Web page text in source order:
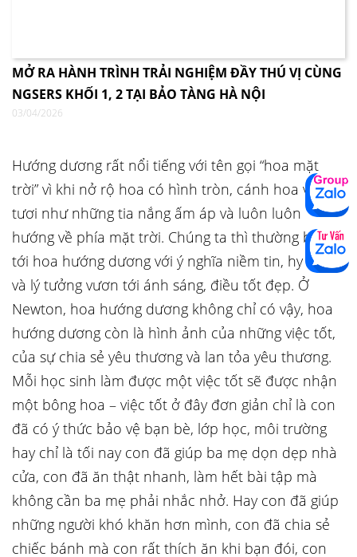
MỞ RA HÀNH TRÌNH TRẢI NGHIỆM ĐẦY THÚ VỊ CÙNG
NGSERS KHỐI 1, 2 TẠI BẢO TÀNG HÀ NỘI
03/04/2026
Hướng dương rất nổi tiếng với tên gọi “hoa mặt
trời” vì khi nở rộ hoa có hình tròn, cánh hoa vàng
tươi như những tia nắng ấm áp và luôn luôn
hướng về phía mặt trời. Chúng ta thì thường biết
tới hoa hướng dương với ý nghĩa niềm tin, hy vọng
và lý tưởng vươn tới ánh sáng, điều tốt đẹp. Ở
Newton, hoa hướng dương không chỉ có vậy, hoa
hướng dương còn là hình ảnh của những việc tốt,
của sự chia sẻ yêu thương và lan tỏa yêu thương.
Mỗi học sinh làm được một việc tốt sẽ được nhận
một bông hoa – việc tốt ở đây đơn giản chỉ là con
đã có ý thức bảo vệ bạn bè, lớp học, môi trường
hay chỉ là tối nay con đã giúp ba mẹ dọn dẹp nhà
cửa, con đã ăn thật nhanh, làm hết bài tập mà
không cần ba mẹ phải nhắc nhở. Hay con đã giúp
những người khó khăn hơn mình, con đã chia sẻ
chiếc bánh mà con rất thích ăn khi bạn đói, con